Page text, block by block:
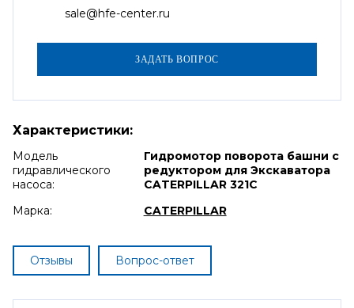
sale@hfe-center.ru
Характеристики:
Модель
гидравлического
насоса:
Гидромотор поворота башни с
редуктором для Экскаватора
CATERPILLAR 321C
Марка:
CATERPILLAR
Отзывы Вопрос-ответ